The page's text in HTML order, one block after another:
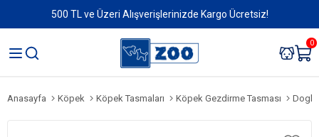
500 TL ve Üzeri Alışverişlerinizde Kargo Ücretsiz!
0
Anasayfa Köpek Köpek Tasmaları Köpek Gezdirme Tasması